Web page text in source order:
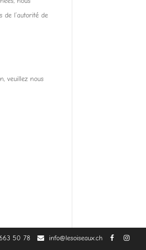
de l’autorité de
veuillez nous
50 78 info@lesoiseaux.ch